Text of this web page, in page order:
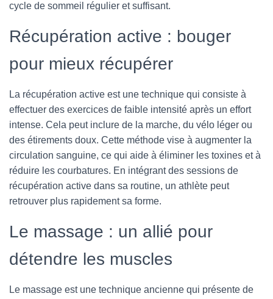
cycle de sommeil régulier et suffisant.
Récupération active : bouger
pour mieux récupérer
La récupération active est une technique qui consiste à
effectuer des exercices de faible intensité après un effort
intense. Cela peut inclure de la marche, du vélo léger ou
des étirements doux. Cette méthode vise à augmenter la
circulation sanguine, ce qui aide à éliminer les toxines et à
réduire les courbatures. En intégrant des sessions de
récupération active dans sa routine, un athlète peut
retrouver plus rapidement sa forme.
Le massage : un allié pour
détendre les muscles
Le massage est une technique ancienne qui présente de